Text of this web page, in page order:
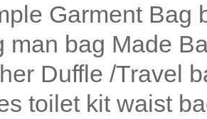
Garment Bag
man bag Made
Duffle /Travel
toilet kit waist